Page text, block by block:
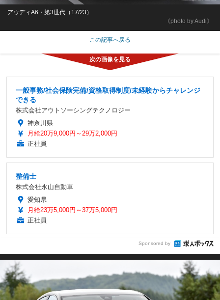
《photo by Audi》
アウディA6・第3世代（17/23）
この記事へ戻る
一般事務/社会保険完備/資格取得制度/未経験からチャレンジ
できる
株式会社アウトソーシングテクノロジー
神奈川県
月給20万9,000円～29万2,000円
正社員
整備士
株式会社永山自動車
愛知県
月給23万5,000円～37万5,000円
正社員
Sponsored by